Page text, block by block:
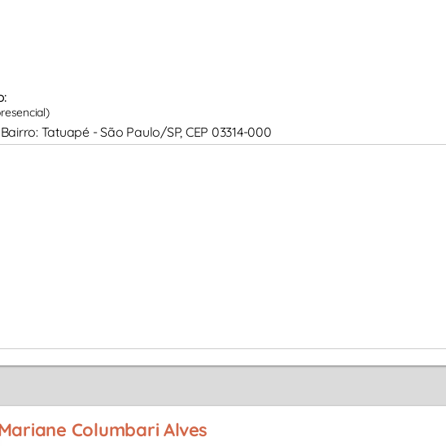
Tatuapé - São Paulo/SP, CEP 03314-000
Columbari Alves